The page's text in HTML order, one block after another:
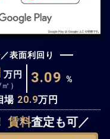
表面利回り
万円
） 3.09 %
場 20.9万円
賃料査定も可／
ート！